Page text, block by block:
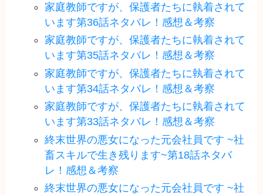
家庭教師ですが、保護者たちに執着されて
います第36話ネタバレ！感想＆考察
家庭教師ですが、保護者たちに執着されて
います第35話ネタバレ！感想＆考察
家庭教師ですが、保護者たちに執着されて
います第34話ネタバレ！感想＆考察
家庭教師ですが、保護者たちに執着されて
います第33話ネタバレ！感想＆考察
終末世界の悪女になった元会社員です ~社
畜スキルで生き残ります~第18話ネタバ
レ！感想＆考察
終末世界の悪女になった元会社員です ~社